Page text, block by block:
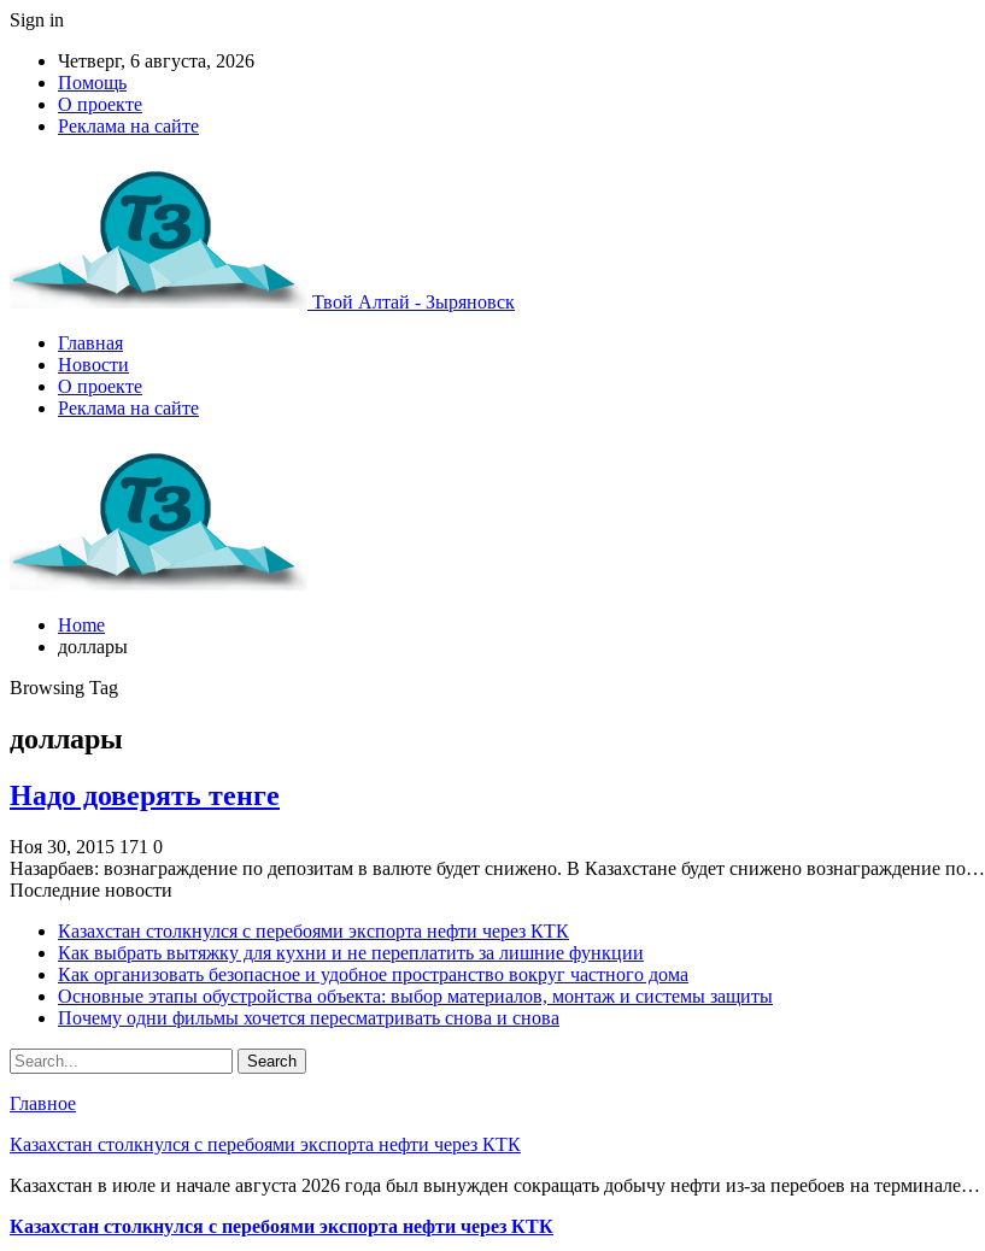
Sign in
Четверг, 6 августа, 2026
Помощь
О проекте
Реклама на сайте
Твой Алтай - Зыряновск
Главная
Новости
О проекте
Реклама на сайте
Home
доллары
Browsing Tag
доллары
Надо доверять тенге
Ноя 30, 2015 171 0
Назарбаев: вознаграждение по депозитам в валюте будет снижено. В Казахстане будет снижено вознаграждение по…
Последние новости
Казахстан столкнулся с перебоями экспорта нефти через КТК
Как выбрать вытяжку для кухни и не переплатить за лишние функции
Как организовать безопасное и удобное пространство вокруг частного дома
Основные этапы обустройства объекта: выбор материалов, монтаж и системы защиты
Почему одни фильмы хочется пересматривать снова и снова
Главное
Казахстан столкнулся с перебоями экспорта нефти через КТК
Казахстан в июле и начале августа 2026 года был вынужден сокращать добычу нефти из-за перебоев на терминале…
Казахстан столкнулся с перебоями экспорта нефти через КТК